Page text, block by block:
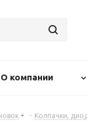
О компании
- Колпачки,